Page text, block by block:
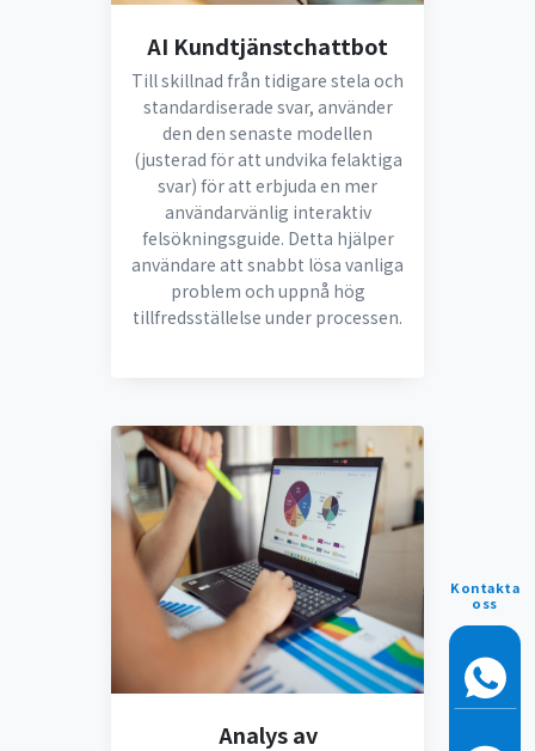
AI Kundtjänstchattbot
Till skillnad från tidigare stela och
standardiserade svar, använder
den den senaste modellen
(justerad för att undvika felaktiga
svar) för att erbjuda en mer
användarvänlig interaktiv
felsökningsguide. Detta hjälper
användare att snabbt lösa vanliga
problem och uppnå hög
tillfredsställelse under processen.
Analys av
Kontakta
oss